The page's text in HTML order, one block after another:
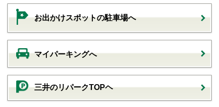
お出かけスポットの駐車場へ
マイパーキングへ
三井のリパークTOPヘ